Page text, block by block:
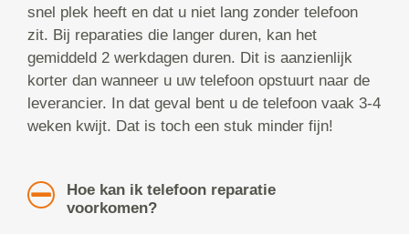
snel plek heeft en dat u niet lang zonder telefoon
zit. Bij reparaties die langer duren, kan het
gemiddeld 2 werkdagen duren. Dit is aanzienlijk
korter dan wanneer u uw telefoon opstuurt naar de
leverancier. In dat geval bent u de telefoon vaak 3-4
weken kwijt. Dat is toch een stuk minder fijn!
Hoe kan ik telefoon reparatie
voorkomen?